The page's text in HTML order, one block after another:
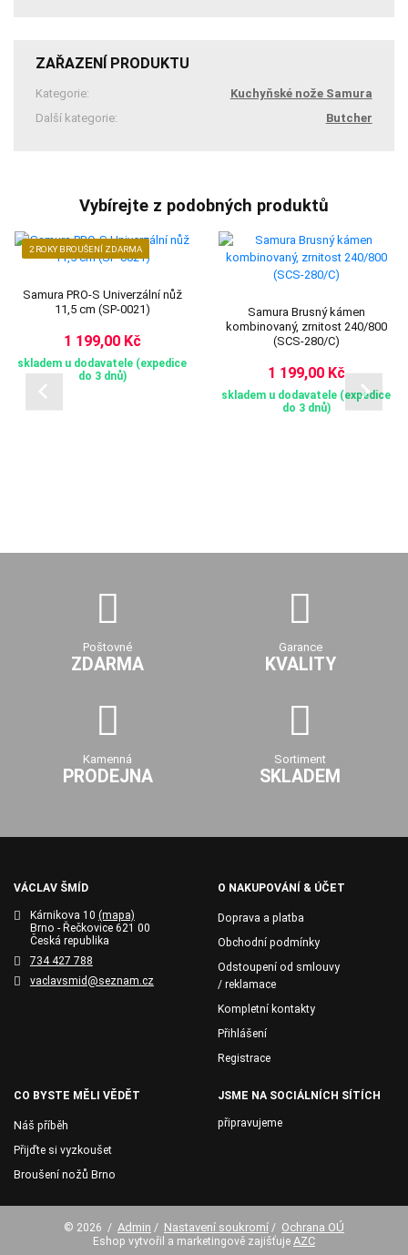
ZAŘAZENÍ PRODUKTU
Kategorie:
Kuchyňské nože Samura
Další kategorie:
Butcher
Vybírejte z podobných produktů
2 ROKY BROUŠENÍ ZDARMA
Samura PRO-S Univerzální nůž
11,5 cm (SP-0021)
1 199,00 Kč
skladem u dodavatele (expedice
do 3 dnů)
Samura Brusný kámen
kombinovaný, zrnitost 240/800
(SCS-280/C)
1 199,00 Kč
skladem u dodavatele (expedice
do 3 dnů)
Poštovné
ZDARMA
Garance
KVALITY
Kamenná
PRODEJNA
Sortiment
SKLADEM
VÁCLAV ŠMÍD
Kárnikova 10 (mapa)
Brno - Řečkovice 621 00
Česká republika
734 427 788
vaclavsmid@seznam.cz
O NAKUPOVÁNÍ & ÚČET
Doprava a platba
Obchodní podmínky
Odstoupení od smlouvy
/ reklamace
Kompletní kontakty
Přihlášení
Registrace
CO BYSTE MĚLI VĚDĚT
Náš příběh
Přijďte si vyzkoušet
Broušení nožů Brno
JSME NA SOCIÁLNÍCH SÍTÍCH
připravujeme
© 2026 / Admin / Nastavení soukromí / Ochrana OÚ
Eshop vytvořil a marketingově zajišťuje AZC